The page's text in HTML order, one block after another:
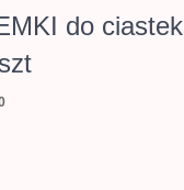
do ciastek